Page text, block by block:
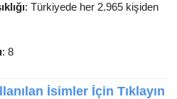
: Türkiyede her 2.965 kişiden
: 8
İsimler İçin Tıklayın